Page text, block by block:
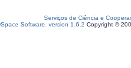
Serviços de Ciência e
Software, version 1.6.2 Copyright ©